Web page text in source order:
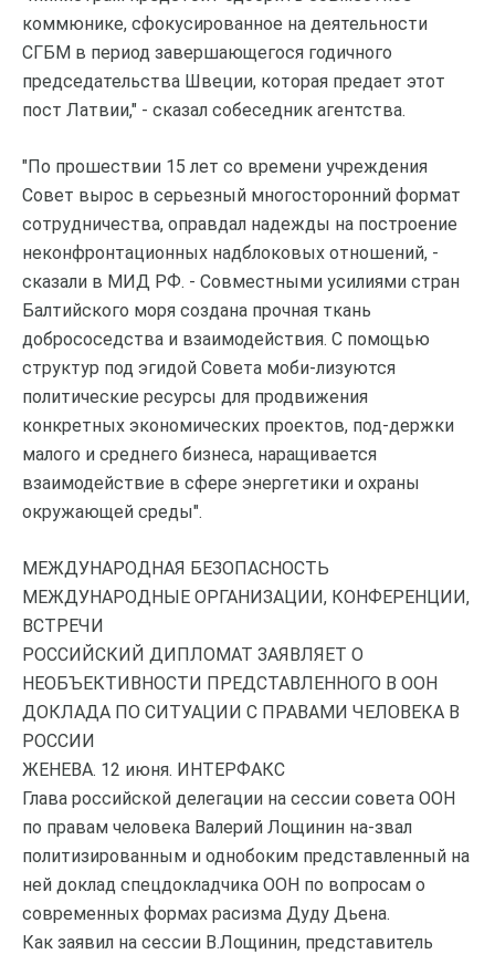
коммюнике, сфокусированное на деятельности
СГБМ в период завершающегося годичного
председательства Швеции, которая предает этот
пост Латвии," - сказал собеседник агентства.
"По прошествии 15 лет со времени учреждения
Совет вырос в серьезный многосторонний формат
сотрудничества, оправдал надежды на построение
неконфронтационных надблоковых отношений, -
сказали в МИД РФ. - Совместными усилиями стран
Балтийского моря создана прочная ткань
добрососедства и взаимодействия. С помощью
структур под эгидой Совета моби-лизуются
политические ресурсы для продвижения
конкретных экономических проектов, под-держки
малого и среднего бизнеса, наращивается
взаимодействие в сфере энергетики и охраны
окружающей среды".
МЕЖДУНАРОДНАЯ БЕЗОПАСНОСТЬ
МЕЖДУНАРОДНЫЕ ОРГАНИЗАЦИИ, КОНФЕРЕНЦИИ,
ВСТРЕЧИ
РОССИЙСКИЙ ДИПЛОМАТ ЗАЯВЛЯЕТ О
НЕОБЪЕКТИВНОСТИ ПРЕДСТАВЛЕННОГО В ООН
ДОКЛАДА ПО СИТУАЦИИ С ПРАВАМИ ЧЕЛОВЕКА В
РОССИИ
ЖЕНЕВА. 12 июня. ИНТЕРФАКС
Глава российской делегации на сессии совета ООН
по правам человека Валерий Лощинин на-звал
политизированным и однобоким представленный на
ней доклад спецдокладчика ООН по вопросам о
современных формах расизма Дуду Дьена.
Как заявил на сессии В.Лощинин, представитель